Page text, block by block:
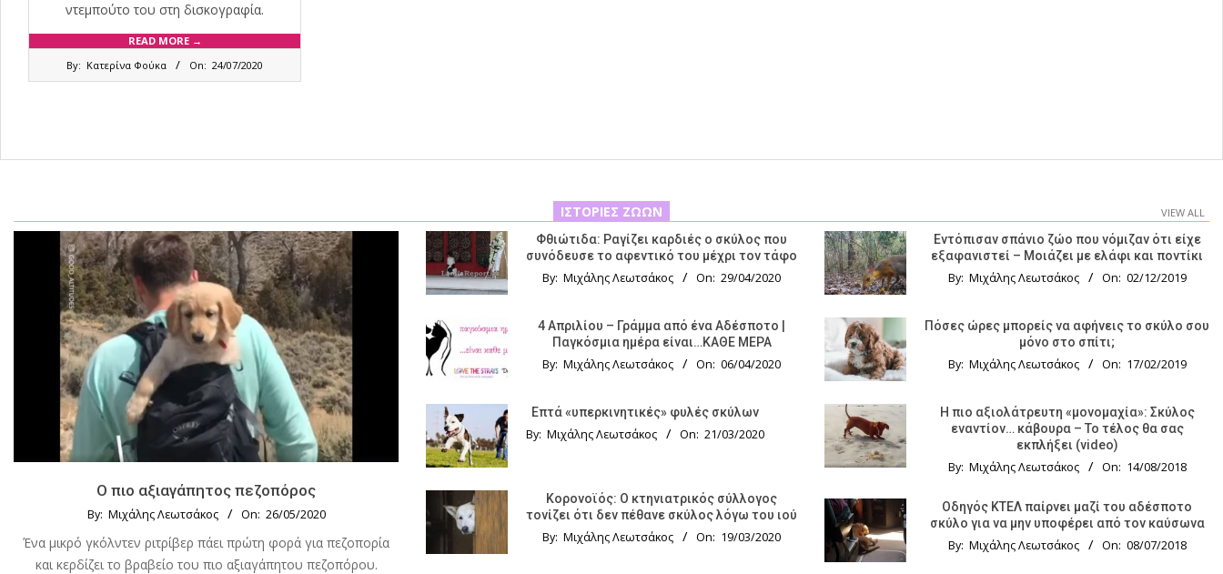
ντεμπούτο του στη δισκογραφία.
READ MORE →
By: Κατερίνα Φούκα On: 24/07/2020
ΙΣΤΟΡΊΕΣ ΖΏΩΝ VIEW ALL
Ο πιο αξιαγάπητος πεζοπόρος
By: Μιχάλης Λεωτσάκος On: 26/05/2020
Ένα μικρό γκόλντεν ριτρίβερ πάει πρώτη φορά για πεζοπορία
και κερδίζει το βραβείο του πιο αξιαγάπητου πεζοπόρου.
Φθιώτιδα: Ραγίζει καρδιές ο σκύλος που
συνόδευσε το αφεντικό του μέχρι τον τάφο
By: Μιχάλης Λεωτσάκος On: 29/04/2020
4 Απριλίου – Γράμμα από ένα Αδέσποτο |
Παγκόσμια ημέρα είναι…ΚΑΘΕ ΜΕΡΑ
By: Μιχάλης Λεωτσάκος On: 06/04/2020
Επτά «υπερκινητικές» φυλές σκύλων
By: Μιχάλης Λεωτσάκος On: 21/03/2020
Κορονοϊός: Ο κτηνιατρικός σύλλογος
τονίζει ότι δεν πέθανε σκύλος λόγω του ιού
By: Μιχάλης Λεωτσάκος On: 19/03/2020
Εντόπισαν σπάνιο ζώο που νόμιζαν ότι είχε
εξαφανιστεί – Μοιάζει με ελάφι και ποντίκι
By: Μιχάλης Λεωτσάκος On: 02/12/2019
Πόσες ώρες μπορείς να αφήνεις το σκύλο σου
μόνο στο σπίτι;
By: Μιχάλης Λεωτσάκος On: 17/02/2019
Η πιο αξιολάτρευτη «μονομαχία»: Σκύλος
εναντίον… κάβουρα – Το τέλος θα σας
εκπλήξει (video)
By: Μιχάλης Λεωτσάκος On: 14/08/2018
Οδηγός KTΕΛ παίρνει μαζί του αδέσποτο
σκύλο για να μην υποφέρει από τον καύσωνα
By: Μιχάλης Λεωτσάκος On: 08/07/2018